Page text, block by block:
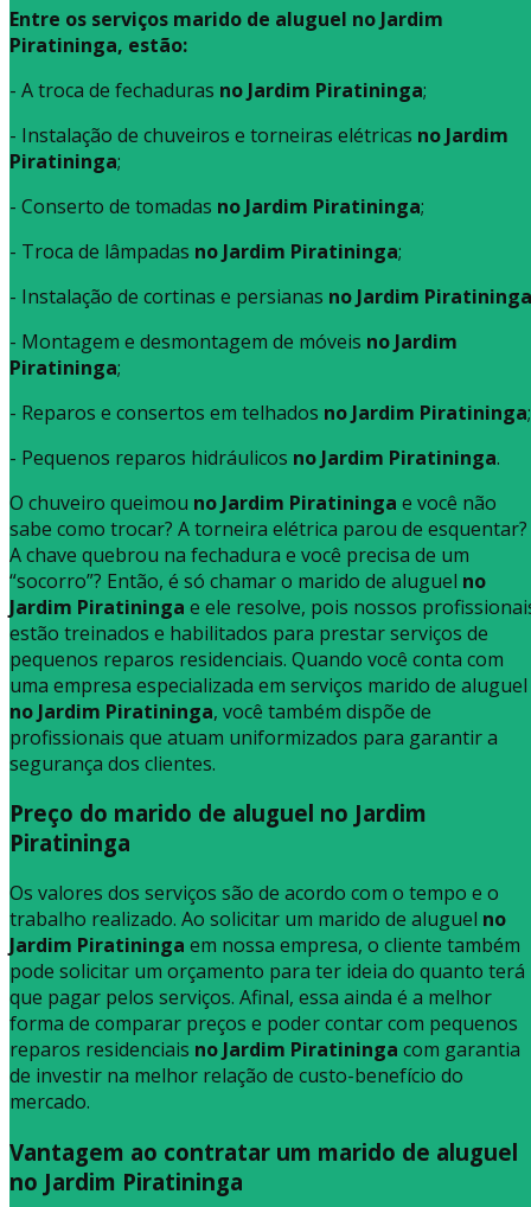
Entre os serviços marido de aluguel no Jardim
Piratininga, estão:
- A troca de fechaduras no Jardim Piratininga;
- Instalação de chuveiros e torneiras elétricas no Jardim
Piratininga;
- Conserto de tomadas no Jardim Piratininga;
- Troca de lâmpadas no Jardim Piratininga;
- Instalação de cortinas e persianas no Jardim Piratininga
- Montagem e desmontagem de móveis no Jardim
Piratininga;
- Reparos e consertos em telhados no Jardim Piratininga;
- Pequenos reparos hidráulicos no Jardim Piratininga.
O chuveiro queimou no Jardim Piratininga e você não
sabe como trocar? A torneira elétrica parou de esquentar?
A chave quebrou na fechadura e você precisa de um
“socorro”? Então, é só chamar o marido de aluguel no
Jardim Piratininga e ele resolve, pois nossos
estão treinados e habilitados para prestar serviços de
pequenos reparos residenciais. Quando você conta com
uma empresa especializada em serviços marido de aluguel
no Jardim Piratininga, você também dispõe de
profissionais que atuam uniformizados para garantir a
segurança dos clientes.
Preço do marido de aluguel no Jardim
Piratininga
Os valores dos serviços são de acordo com o tempo e o
trabalho realizado. Ao solicitar um marido de aluguel no
Jardim Piratininga em nossa empresa, o cliente também
pode solicitar um orçamento para ter ideia do quanto terá
que pagar pelos serviços. Afinal, essa ainda é a melhor
forma de comparar preços e poder contar com pequenos
reparos residenciais no Jardim Piratininga com garantia
de investir na melhor relação de custo-benefício do
mercado.
Vantagem ao contratar um marido de aluguel
no Jardim Piratininga